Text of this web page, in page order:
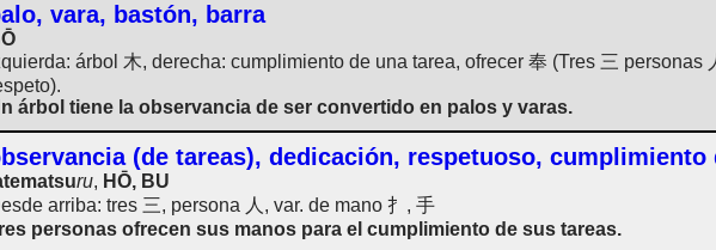
vara, bastón, barra
árbol 木, derecha: cumplimiento de una tarea, ofrecer 奉 (Tres 三 personas
árbol tiene la observancia de ser convertido en palos y varas.
(de tareas), dedicación, respetuoso, cumplimiento
ru, HŌ, BU
arriba: tres 三, persona 人, var. de mano 扌, 手
personas ofrecen sus manos para el cumplimiento de sus tareas.